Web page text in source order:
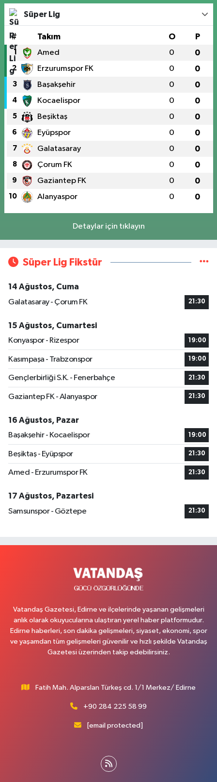
Süper Lig
# Takım O P
1 Amed 0 0
2 Erzurumspor FK 0 0
3 Başakşehir 0 0
4 Kocaelispor 0 0
5 Beşiktaş 0 0
6 Eyüpspor 0 0
7 Galatasaray 0 0
8 Çorum FK 0 0
9 Gaziantep FK 0 0
10 Alanyaspor 0 0
Detaylar için tıklayın
Süper Lig Fikstür
14 Ağustos, Cuma
Galatasaray - Çorum FK
21:30
15 Ağustos, Cumartesi
Konyaspor - Rizespor
19:00
Kasımpaşa - Trabzonspor 19:00
Gençlerbirliği S.K. - Fenerbahçe 21:30
Gaziantep FK - Alanyaspor 21:30
16 Ağustos, Pazar
Başakşehir - Kocaelispor
19:00
Beşiktaş - Eyüpspor 21:30
Amed - Erzurumspor FK 21:30
17 Ağustos, Pazartesi
Samsunspor - Göztepe
21:30
Vatandaş Gazetesi, Edirne ve ilçelerinde yaşanan gelişmeleri
anlık olarak okuyucularına ulaştıran yerel haber platformudur.
Edirne haberleri, son dakika gelişmeleri, siyaset, ekonomi, spor
ve yaşamdan tüm gelişmeleri güvenilir ve hızlı şekilde Vatandaş
Gazetesi üzerinden takip edebilirsiniz.
Fatih Mah. Alparslan Türkeş cd. 1/1 Merkez/ Edirne
+90 284 225 58 99
[email protected]